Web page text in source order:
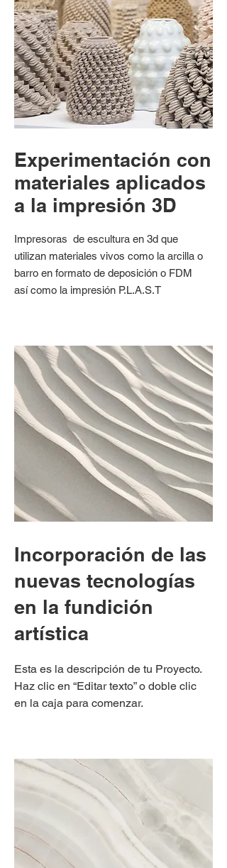
Experimentación con
materiales aplicados
a la impresión 3D
Impresoras de escultura en 3d que
utilizan materiales vivos como la arcilla o
barro en formato de deposición o FDM
así como la impresión P.L.A.S.T
Incorporación de las
nuevas tecnologías
en la fundición
artística
Esta es la descripción de tu Proyecto.
Haz clic en “Editar texto” o doble clic
en la caja para comenzar.